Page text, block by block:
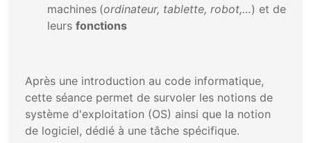
machines (ordinateur, tablette, robot,…) et de
leurs fonctions
Après une introduction au code informatique,
cette séance permet de survoler les notions de
système d'exploitation (OS) ainsi que la notion
de logiciel, dédié à une tâche spécifique.